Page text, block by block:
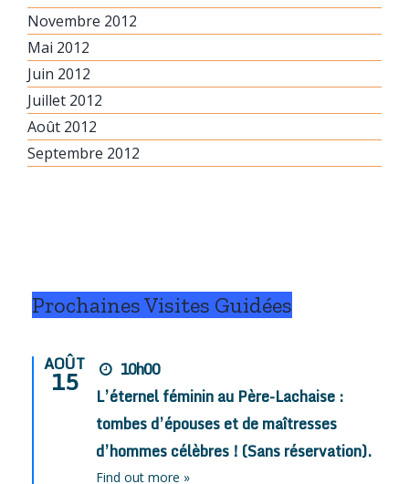
Novembre 2012
Mai 2012
Juin 2012
Juillet 2012
Août 2012
Septembre 2012
Prochaines Visites Guidées
AOÛT
15
10h00
L’éternel féminin au Père-Lachaise :
tombes d’épouses et de maîtresses
d’hommes célèbres ! (Sans réservation).
Find out more »